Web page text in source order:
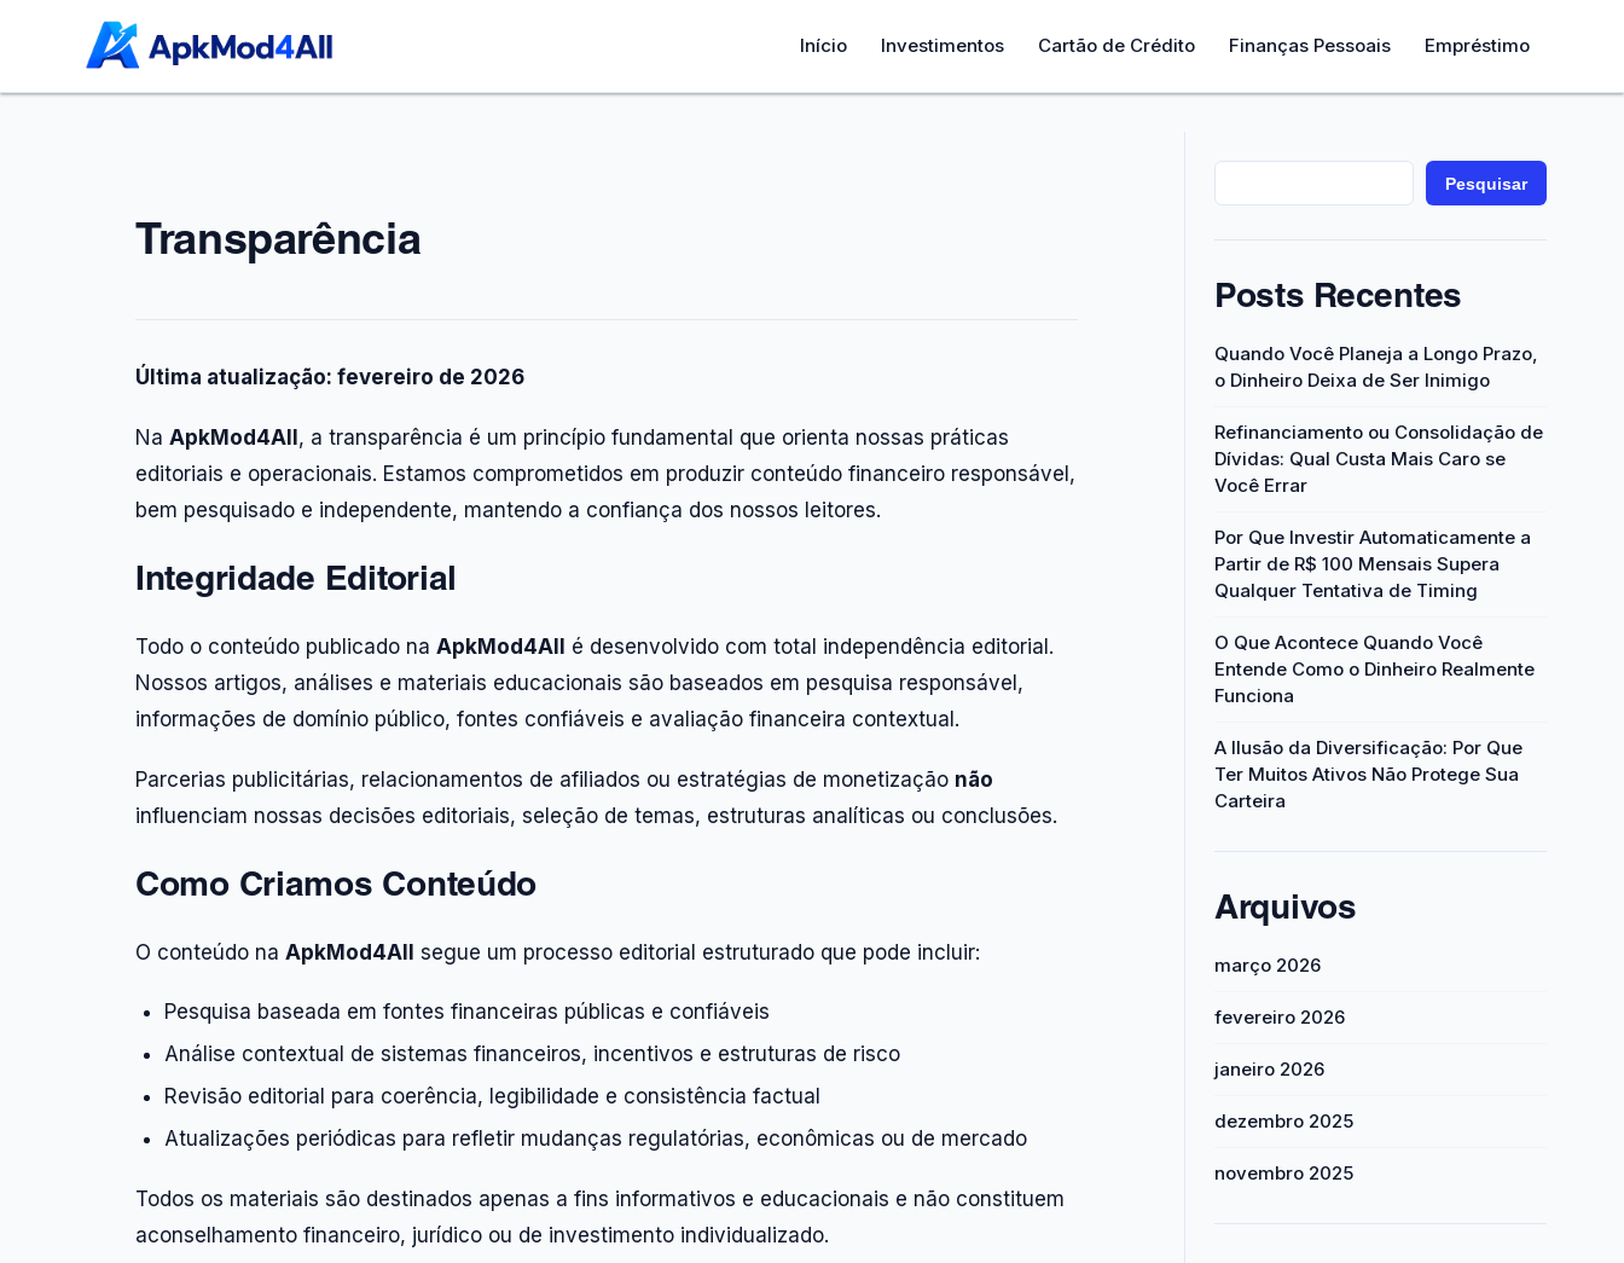
Início Investimentos Cartão de Crédito Finanças Pessoais Empréstimo
Transparência
Última atualização: fevereiro de 2026
Na ApkMod4All , a transparência é um princípio fundamental que orienta nossas práticas
editoriais e operacionais. Estamos comprometidos em produzir conteúdo financeiro responsável,
bem pesquisado e independente, mantendo a confiança dos nossos leitores.
Integridade Editorial
Todo o conteúdo publicado na ApkMod4All
é desenvolvido com total independência editorial.
Nossos artigos, análises e materiais educacionais são baseados em pesquisa responsável,
informações de domínio público, fontes confiáveis e avaliação financeira contextual.
Parcerias publicitárias, relacionamentos de afiliados ou estratégias de monetização não
influenciam nossas decisões editoriais, seleção de temas, estruturas analíticas ou conclusões.
Como Criamos Conteúdo
O conteúdo na ApkMod4All segue um processo editorial estruturado que pode incluir:
Pesquisa baseada em fontes financeiras públicas e confiáveis
Análise contextual de sistemas financeiros, incentivos e estruturas de risco
Revisão editorial para coerência, legibilidade e consistência factual
Atualizações periódicas para refletir mudanças regulatórias, econômicas ou de mercado
Todos os materiais são destinados apenas a fins informativos e educacionais e não constituem
aconselhamento financeiro, jurídico ou de investimento individualizado.
Pesquisar
Posts Recentes
Quando Você Planeja a Longo Prazo,
o Dinheiro Deixa de Ser Inimigo
Refinanciamento ou Consolidação de
Dívidas: Qual Custa Mais Caro se
Você Errar
Por Que Investir Automaticamente a
Partir de R$ 100 Mensais Supera
Qualquer Tentativa de Timing
O Que Acontece Quando Você
Entende Como o Dinheiro Realmente
Funciona
A Ilusão da Diversificação: Por Que
Ter Muitos Ativos Não Protege Sua
Carteira
Arquivos
março 2026
fevereiro 2026
janeiro 2026
dezembro 2025
novembro 2025